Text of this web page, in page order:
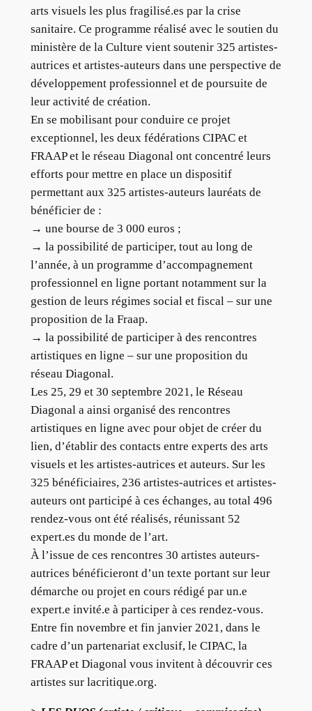
arts visuels les plus fragilisé.es par la crise
sanitaire. Ce programme réalisé avec le soutien du
ministère de la Culture vient soutenir 325 artistes-
autrices et artistes-auteurs dans une perspective de
développement professionnel et de poursuite de
leur activité de création.
En se mobilisant pour conduire ce projet
exceptionnel, les deux fédérations CIPAC et
FRAAP et le réseau Diagonal ont concentré leurs
efforts pour mettre en place un dispositif
permettant aux 325 artistes-auteurs lauréats de
bénéficier de :
→ une bourse de 3 000 euros ;
→ la possibilité de participer, tout au long de
l’année, à un programme d’accompagnement
professionnel en ligne portant notamment sur la
gestion de leurs régimes social et fiscal – sur une
proposition de la Fraap.
→ la possibilité de participer à des rencontres
artistiques en ligne – sur une proposition du
réseau Diagonal.
Les 25, 29 et 30 septembre 2021, le Réseau
Diagonal a ainsi organisé des rencontres
artistiques en ligne avec pour objet de créer du
lien, d’établir des contacts entre experts des arts
visuels et les artistes-autrices et auteurs. Sur les
325 bénéficiaires, 236 artistes-autrices et artistes-
auteurs ont participé à ces échanges, au total 496
rendez-vous ont été réalisés, réunissant 52
expert.es du monde de l’art.
À l’issue de ces rencontres 30 artistes auteurs-
autrices bénéficieront d’un texte portant sur leur
démarche ou projet en cours rédigé par un.e
expert.e invité.e à participer à ces rendez-vous.
Entre fin novembre et fin janvier 2021, dans le
cadre d’un partenariat exclusif, le CIPAC, la
FRAAP et Diagonal vous invitent à découvrir ces
artistes sur lacritique.org.